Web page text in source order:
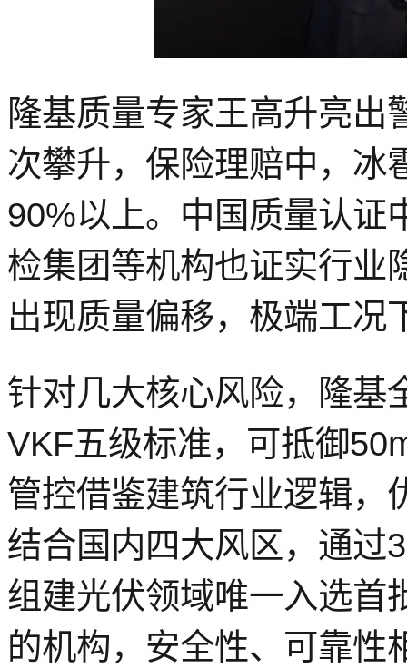
隆基质量专家王高升亮出
次攀升，保险理赔中 ， 冰
90%以上。中国质量认证
检集团等机构也证实行业
出现质量偏移，极端工况
针对几大核心风险，隆基
VKF五级标准， 可抵御
管控借鉴建筑行业逻辑，
结合国内四大风区，通过
组建光伏领域唯一入选首
的机构，安全性、可靠性